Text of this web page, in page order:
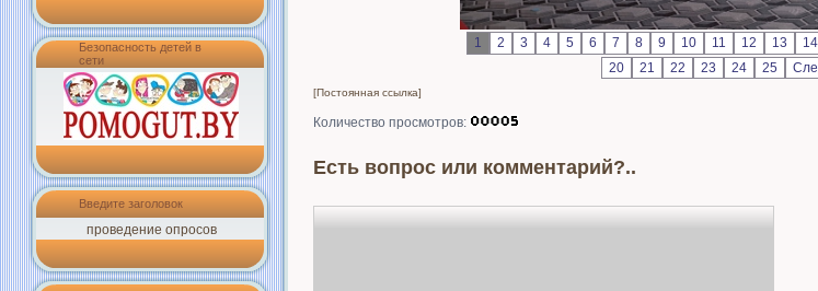
Безопасность детей в
сети
Введите заголовок
проведение опросов
1 2 3 4 5 6 7 8 9 10 11 12 13 14
20
21 22 23 24 25
[Постоянная ссылка]
Количество просмотров:
Есть вопрос или комментарий?..